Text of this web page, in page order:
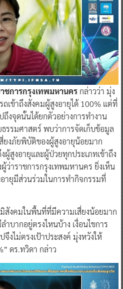
ชการกรุงเทพมหานครกล่าวว่า มุ่ง
ถเข้าถึงสังคมผู้สูงอายุได้ 100% แต่ที่
งจุดนั้นได้ยกตัวอย่างการทำงาน
รรมศาสตร์ พบว่าการจัดเก็บข้อมูล
งภัยพิบัติของผู้สูงอายุน้อยมาก
ผู้สูงอายุและผู้ป่วยทุกประเภทเข้าถึง
ว่าราชการกรุงเทพมหานคร ยิ่งเห็น
ายุมีส่วนร่วมในการทำกิจกรรมที่
สังคมในพื้นที่ที่มีความเสี่ยงน้อยมาก
บากอยู่ตรงไหนบ้าง เงื่อนไขการ
งไม่ตรงเป้าประสงค์ มุ่งหวังให้
ดร.ทวิดา กล่าว